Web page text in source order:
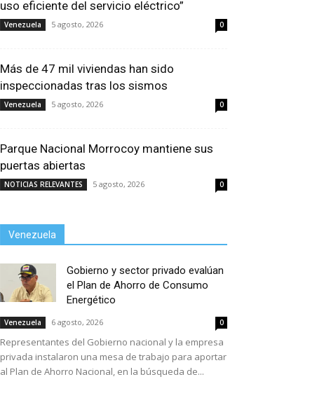
uso eficiente del servicio eléctrico”
Venezuela 5 agosto, 2026 0
Más de 47 mil viviendas han sido
inspeccionadas tras los sismos
Venezuela 5 agosto, 2026 0
Parque Nacional Morrocoy mantiene sus
puertas abiertas
NOTICIAS RELEVANTES 5 agosto, 2026 0
Venezuela
Gobierno y sector privado evalúan
el Plan de Ahorro de Consumo
Energético
Venezuela 6 agosto, 2026 0
Representantes del Gobierno nacional y la empresa
privada instalaron una mesa de trabajo para aportar
al Plan de Ahorro Nacional, en la búsqueda de...